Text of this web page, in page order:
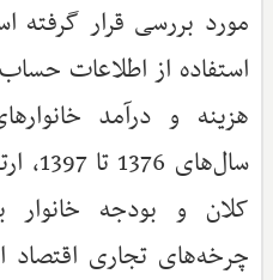
مورد بررسی قرار
استفاده از اطلاعات
هزینه و درآمد
کلان و بودجه خانوار
چرخه‌های تجاری اقتصاد